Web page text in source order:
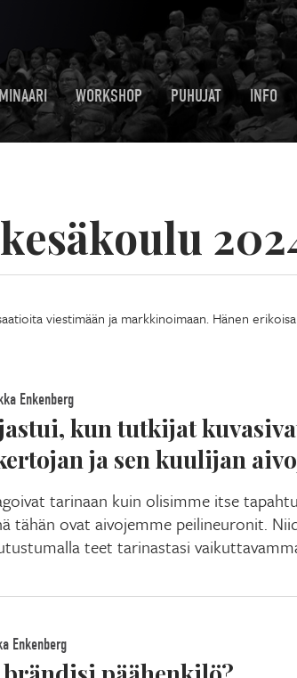
WORKSHOP PUHUJAT INFO
viestimään ja markkinoimaan. Hänen
Enkenberg
kun tutkijat
ja sen kuulijan
tarinaan kuin olisimme itse
tähän ovat aivojemme peilineuronit.
teet tarinastasi
Enkenberg